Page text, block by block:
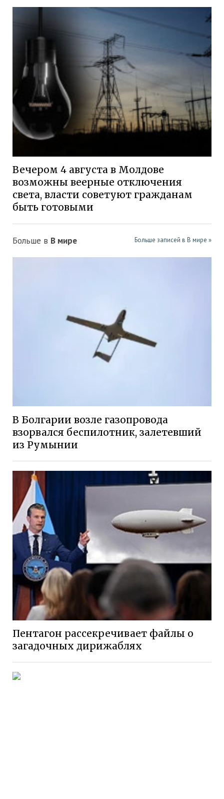
Вечером 4 августа в Молдове
возможны веерные отключения
света, власти советуют гражданам
быть готовыми
Больше в В мире Больше записей в В мире »
В Болгарии возле газопровода
взорвался беспилотник, залетевший
из Румынии
Пентагон рассекречивает файлы о
загадочных дирижаблях